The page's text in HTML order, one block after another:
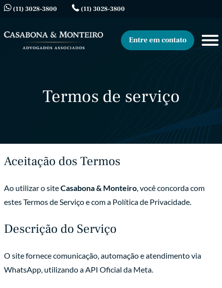
(11) 3028-3800 (11) 3028-3800
Entre em contato
Termos de serviço
Aceitação dos Termos
Ao utilizar o siteCasabona & Monteiro, você concorda com
estes Termos de Serviço e com a Política de Privacidade.
Descrição do Serviço
O site fornece comunicação, automação e atendimento via
WhatsApp, utilizando a API Oficial da Meta.